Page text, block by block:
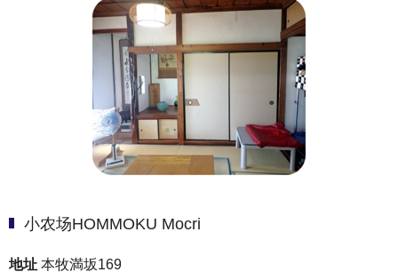
小农场HOMMOKU Mocri
地址 本牧満坂169